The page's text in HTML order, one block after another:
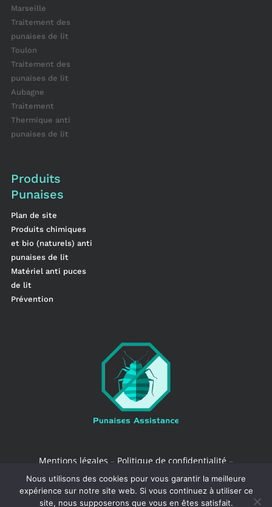
Marseille
Traitement des
punaises de lit
Toulon
Traitement des
punaises de lit
Aubagne
Traitement
Thermique anti
punaises de lit
Produits
Punaises
Plan de site
Produits chimiques
et bio (naturels) anti
punaises de lit
Matériel anti puces
de lit
Prévention
Mentions légales – Politique de confidentialité–
Conditions de vente
Nous utilisons des cookies pour vous garantir la meilleure
expérience sur notre site web. Si vous continuez à utiliser ce
site, nous supposerons que vous en êtes satisfait.